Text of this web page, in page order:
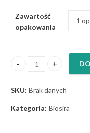
Zawartość
opakowania
ParabolaX 25mg ilość
SKU: Brak danych
Kategoria: Biosira